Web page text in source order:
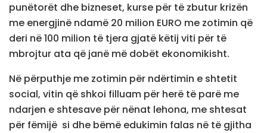
punëtorët dhe bizneset, kurse për të zbutur krizën
me energjinë ndamë 20 milion EURO me zotimin që
deri në 100 milion të tjera gjatë këtij viti për të
mbrojtur ata që janë më dobët ekonomikisht.
Në përputhje me zotimin për ndërtimin e shtetit
social, vitin që shkoi filluam për herë të parë me
ndarjen e shtesave për nënat lehona, me shtesat
për fëmijë si dhe bëmë edukimin falas në të gjitha